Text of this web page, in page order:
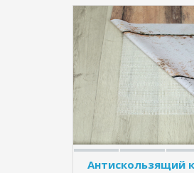
Антискользящий